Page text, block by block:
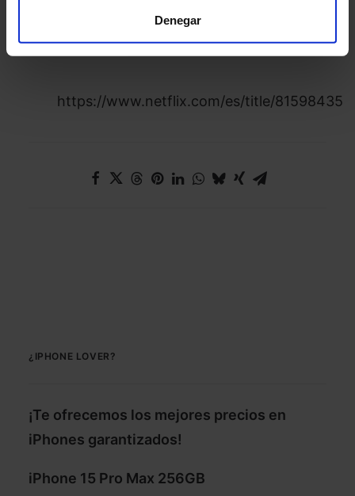
Denegar
Día Cero, un miniserie imperdible
https://www.netflix.com/es/title/81598435
¿IPHONE LOVER?
¡Te ofrecemos los mejores precios en
iPhones garantizados!
iPhone 15 Pro Max 256GB